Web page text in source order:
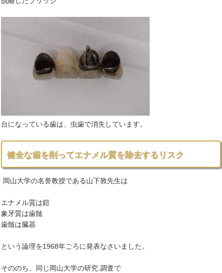
台になっている歯は、虫歯で消失しています。
健全な歯を削ってエナメル質を除去するリスク
岡山大学の名誉教授である山下敦先生は
エナメル質は鎧
象牙質は歯髄
歯髄は臓器
という論理を1968年ごろに発表なさいました。
そののち、同じ岡山大学の研究.調査で